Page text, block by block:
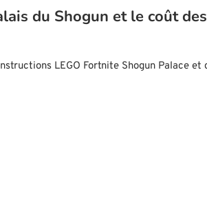
du Shogun et le coût
LEGO Fortnite Shogun Palace